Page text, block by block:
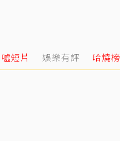
噓短片 娛樂有評 哈燒榜